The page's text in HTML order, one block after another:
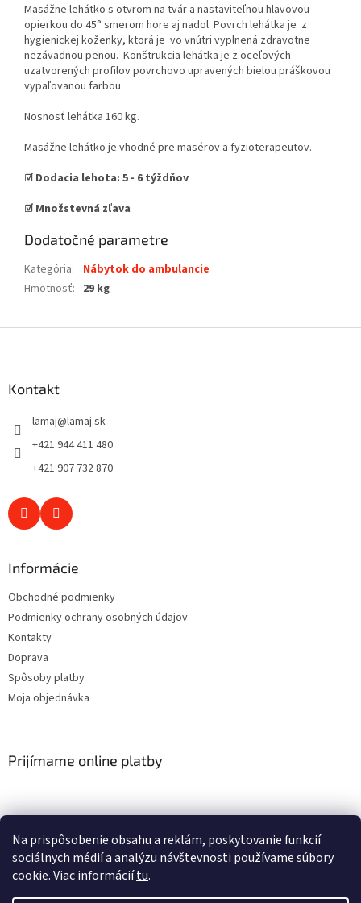
Na prispôsobenie obsahu a reklám, poskytovanie funkcií
sociálnych médií a analýzu návštevnosti používame súbory
cookie. Viac informáciítu.
Masážne lehátko s otvrom na tvár a nastaviteľnou hlavovou
opierkou do 45° smerom hore aj nadol. Povrch lehátka je z
hygienickej koženky, ktorá je vo vnútri vyplnená zdravotne
nezávadnou penou. Konštrukcia lehátka je z oceľových
uzatvorených profilov povrchovo upravených bielou práškovou
vypaľovanou farbou.
Nosnosť lehátka 160 kg.
Masážne lehátko je vhodné pre masérov a fyzioterapeutov.
☑️ Dodacia lehota: 5 - 6 týždňov
☑️ Množstevná zľava
Dodatočné parametre
Kategória:
Nábytok do ambulancie
Hmotnosť: 29 kg
Kontakt
lamaj@lamaj.sk
+421 944 411 480
+421 907 732 870
Informácie
Obchodné podmienky
Podmienky ochrany osobných údajov
Kontakty
Doprava
Spôsoby platby
Moja objednávka
Prijímame online platby